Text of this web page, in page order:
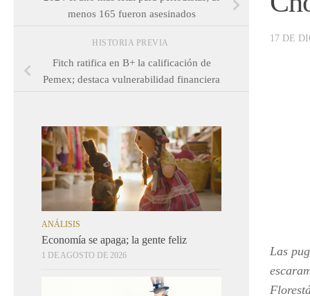
17 DE
Las
menos 165 fueron asesinados
HISTORIA PREVIA
Fitch ratifica en B+ la calificación de
Pemex; destaca vulnerabilidad financiera
ANÁLISIS
Economía se apaga; la gente feliz
1 DE AGOSTO DE 2026